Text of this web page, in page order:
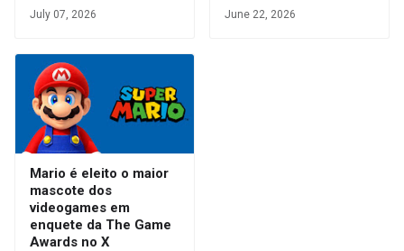
July 07, 2026 June 22, 2026
Mario é eleito o maior
mascote dos
videogames em
enquete da The Game
Awards no X